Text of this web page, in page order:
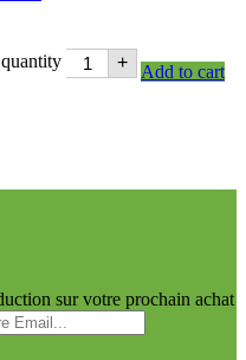
+
Add to cart
sur votre prochain achat